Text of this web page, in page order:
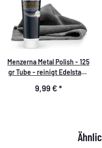
Menzerna Metal Polish - 125
gr Tube - reinigt Edelstahl,
Silber, Kunststoff - verleiht
9,99 € *